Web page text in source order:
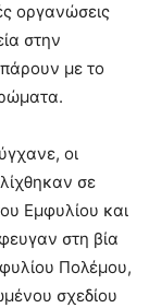
οργανώσεις
στην
με το
οι
σε
Εμφυλίου και
στη βία
Πολέμου,
σχεδίου